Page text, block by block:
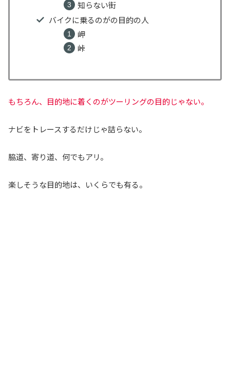
知らない街
バイクに乗るのがの目的の人
岬
峠
もちろん、目的地に着くのがツーリングの目的じゃない。
ナビをトレースするだけじゃ詰らない。
脇道、寄り道、何でもアリ。
楽しそうな目的地は、いくらでも有る。